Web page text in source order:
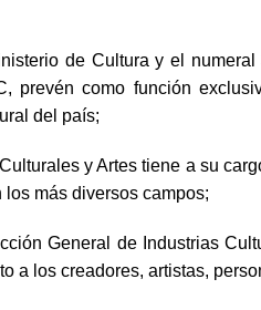
de Cultura y el
prevén como función
del país;
y Artestiene a su
más diversos campos;
General de Industrias
a los creadores, artistas,